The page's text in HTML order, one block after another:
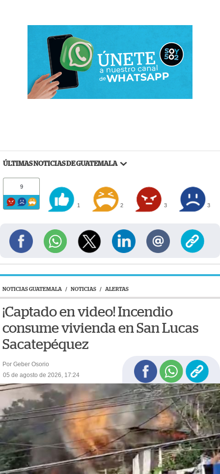
ÚLTIMAS NOTICIAS DE GUATEMALA
9
1 2 3 3
NOTICIAS GUATEMALA / NOTICIAS / ALERTAS
¡Captado en video! Incendio
consume vivienda en San Lucas
Sacatepéquez
Por Geber Osorio
05 de agosto de 2026, 17:24